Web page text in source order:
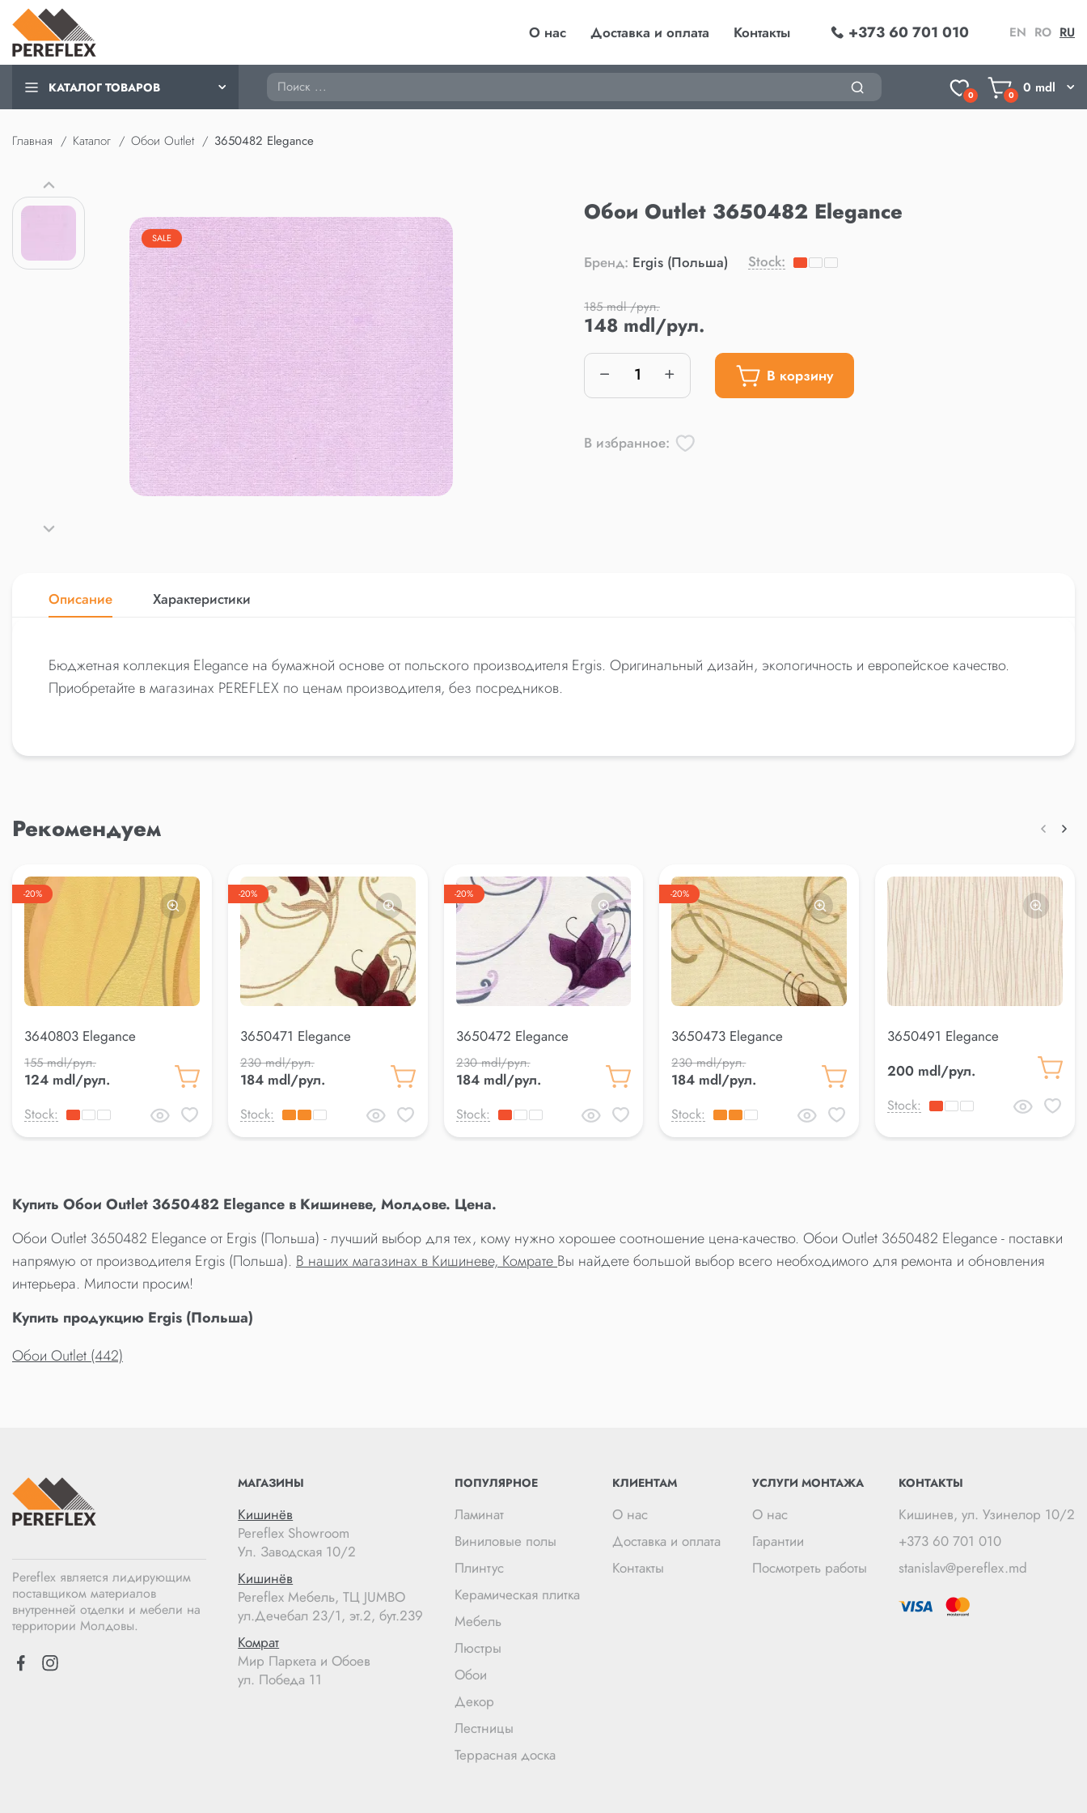
О нас Доставка и оплата Контакты +373 60 701 010 EN RO RU
КАТАЛОГ ТОВАРОВ Поиск
0 0 0 mdl
Главная Каталог Обои Outlet 3650482 Elegance
SALE
Обои Outlet 3650482 Elegance
Бренд: Ergis (Польша) Stock:
185 mdl /рул.
148 mdl/рул.
В корзину
В избранное:
Описание Характеристики
Бюджетная коллекция Elegance на бумажной основе от польского производителя Ergis. Оригинальный дизайн, экологичность и европейское качество.
Приобретайте в магазинах PEREFLEX по ценам производителя, без посредников.
Рекомендуем
-20%
3640803 Elegance
155 mdl/рул.
124 mdl/рул.
Stock:
-20%
3650471 Elegance
230 mdl/рул.
184 mdl/рул.
Stock:
-20%
3650472 Elegance
230 mdl/рул.
184 mdl/рул.
Stock:
-20%
3650473 Elegance
230 mdl/рул.
184 mdl/рул.
Stock:
3650491 Elegance
200 mdl/рул.
Stock:
Купить Обои Outlet 3650482 Elegance в Кишиневе, Молдове. Цена.
Обои Outlet 3650482 Elegance от Ergis (Польша) - лучший выбор для тех, кому нужно хорошее соотношение цена-качество. Обои Outlet 3650482 Elegance - поставки
напрямую от производителя Ergis (Польша). В наших магазинах в Кишиневе, Комрате Вы найдете большой выбор всего необходимого для ремонта и обновления
интерьера. Милости просим!
Купить продукцию Ergis (Польша)
Обои Outlet (442)
Pereflex является лидирующим
поставщиком материалов
внутренней отделки и мебели на
территории Молдовы.
МАГАЗИНЫ
Кишинёв
Pereflex Showroom
Ул. Заводская 10/2
Кишинёв
Pereflex Мебель, ТЦ JUMBO
ул.Дечебал 23/1, эт.2, бут.239
Комрат
Мир Паркета и Обоев
ул. Победа 11
ПОПУЛЯРНОЕ
Ламинат
Виниловые полы
Плинтус
Керамическая плитка
Мебель
Люстры
Обои
Декор
Лестницы
Террасная доска
КЛИЕНТАМ
О нас
Доставка и оплата
Контакты
УСЛУГИ МОНТАЖА
О нас
Гарантии
Посмотреть работы
КОНТАКТЫ
Кишинев, ул. Узинелор 10/2
+373 60 701 010
stanislav@pereflex.md